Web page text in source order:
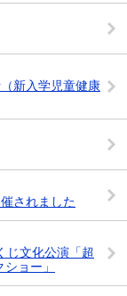
新入学児童健康
されました
じ文化公演「超
ョー」